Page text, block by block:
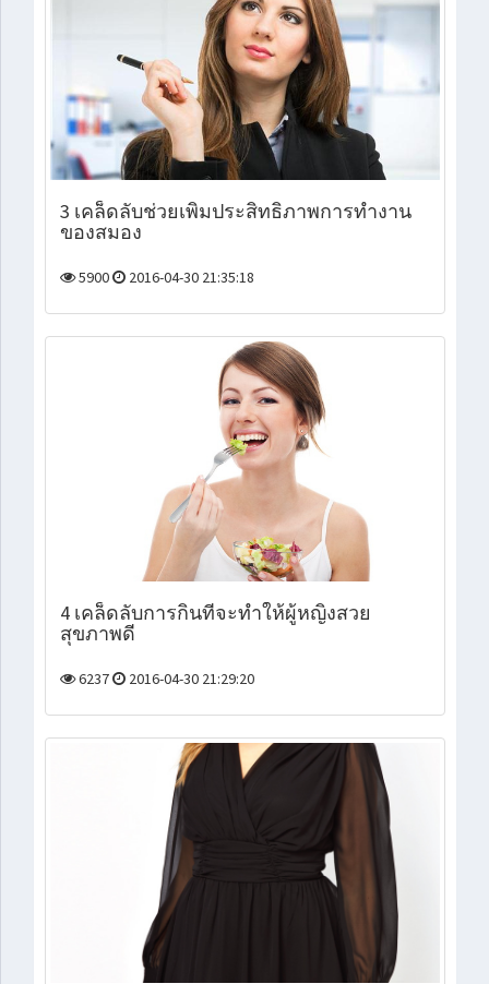
3 เคล็ดลับช่วยเพิ่มประสิทธิภาพการทำงาน
ของสมอง
5900 2016-04-30 21:35:18
4 เคล็ดลับการกินที่จะทำให้ผู้หญิงสวย
สุขภาพดี
6237 2016-04-30 21:29:20